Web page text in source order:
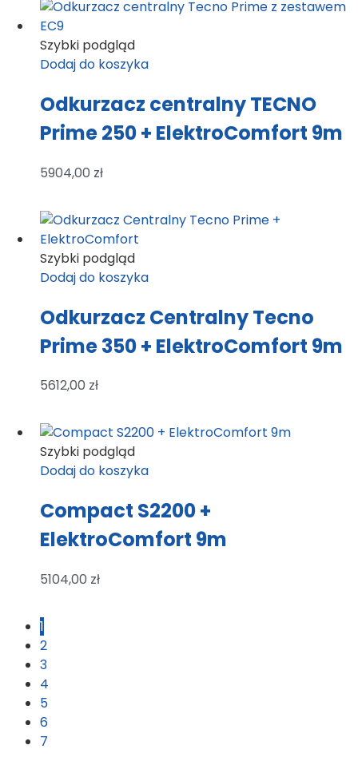
Szybki podgląd
Dodaj do koszyka
Odkurzacz centralny TECNO
Prime 250 + ElektroComfort 9m
5904,00 zł
Szybki podgląd
Dodaj do koszyka
Odkurzacz Centralny Tecno
Prime 350 + ElektroComfort 9m
5612,00 zł
Szybki podgląd
Dodaj do koszyka
Compact S2200 +
ElektroComfort 9m
5104,00 zł
1
2
3
4
5
6
7